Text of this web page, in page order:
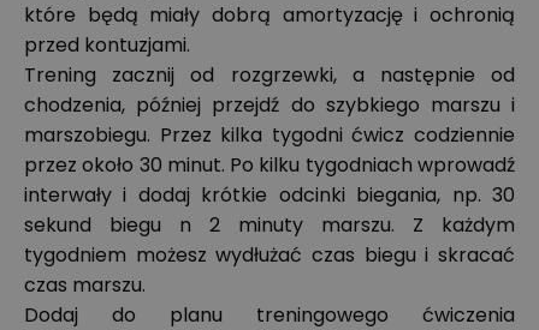
które będą miały dobrą amortyzację i ochronią
przed kontuzjami.
Trening zacznij od rozgrzewki, a następnie od
chodzenia, później przejdź do szybkiego marszu i
marszobiegu. Przez kilka tygodni ćwicz codziennie
przez około 30 minut. Po kilku tygodniach wprowadź
interwały i dodaj krótkie odcinki biegania, np. 30
sekund biegu n 2 minuty marszu. Z każdym
tygodniem możesz wydłużać czas biegu i skracać
czas marszu.
Dodaj do planu treningowego ćwiczenia